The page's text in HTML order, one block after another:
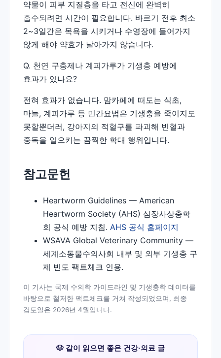
약물이 피부 지질층을 타고 전신에 완벽히
흡수되려면 시간이 필요합니다. 바르기 전후 최소
2~3일간은 목욕을 시키거나 수영장에 들어가지
않게 해야 약효가 날아가지 않습니다.
Q. 천연 구충제나 계피가루가 기생충 예방에
효과가 있나요?
전혀 효과가 없습니다. 맘카페에 떠도는 식초,
마늘, 계피가루 등 민간요법은 기생충을 죽이지도
못할뿐더러, 강아지의 적혈구를 파괴해 빈혈과
중독을 일으키는 끔찍한 학대 행위입니다.
참고문헌
Heartworm Guidelines — American
Heartworm Society (AHS) 심장사상충학
회 공식 예방 지침. AHS 공식 홈페이지
WSAVA Global Veterinary Community —
세계소동물수의사회 내부 및 외부 기생충 구
제 빈도 팩트체크 인용.
이 기사는 국제 수의학 가이드라인 및 기생충학 데이터를
바탕으로 철저한 팩트체크를 거쳐 작성되었으며, 최종
검토일은 2026년 4월입니다.
🐶 같이 읽으면 좋은 건강·의료 글